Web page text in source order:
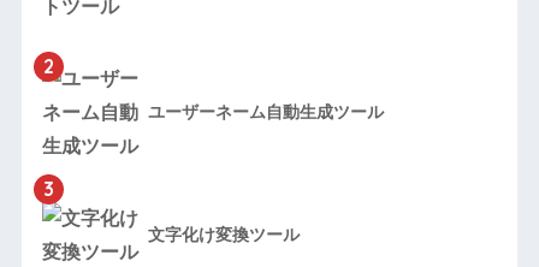
2
ユーザーネーム自動生成ツール
3
文字化け変換ツール